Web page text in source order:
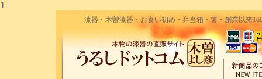
1
漆器・木曽漆器・お食い初め・弁当箱・箸・創業以来